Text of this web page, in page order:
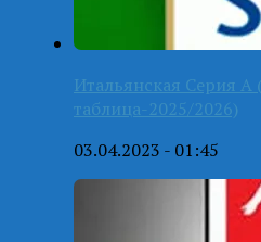
Итальянская Серия А
таблица-2025/2026)
03.04.2023 - 01:45